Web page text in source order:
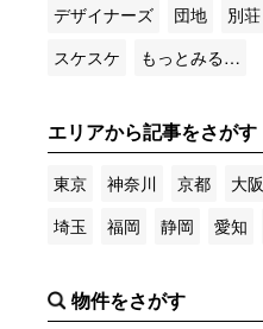
デザイナーズ
団地 別荘
スケスケ
もっとみる…
エリアから記事をさがす
東京 神奈川 京都 大阪
埼玉
福岡 静岡 愛知
物件をさがす